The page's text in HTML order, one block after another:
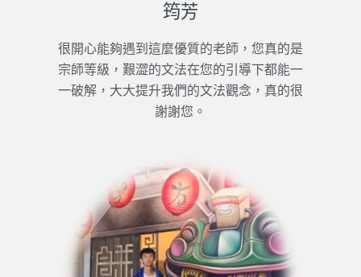
筠芳
很開心能夠遇到這麼優質的老師，您真的是
宗師等級，艱澀的文法在您的引導下都能一
一破解，大大提升我們的文法觀念，真的很
謝謝您。